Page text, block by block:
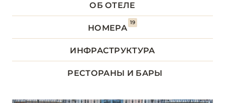
ДОЛОМИТОВЫЕ АЛЬПЫ
КАМПАНИЯ
ОБ ОТЕЛЕ
НОМЕРА
19
ИНФРАСТРУКТУРА
РЕСТОРАНЫ И БАРЫ